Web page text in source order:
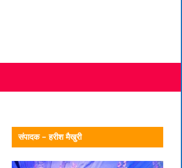
संपादक – हरीश मैखुरी